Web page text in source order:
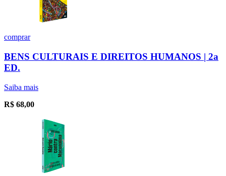
comprar
BENS CULTURAIS E DIREITOS HUMANOS | 2a
ED.
Saiba mais
R$ 68,00